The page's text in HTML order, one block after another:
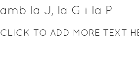
amb la J, la G i la P
CLICK TO ADD MORE TEXT